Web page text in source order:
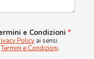
e Condizioni *
Policy ai sensi
Termini e Condizioni.